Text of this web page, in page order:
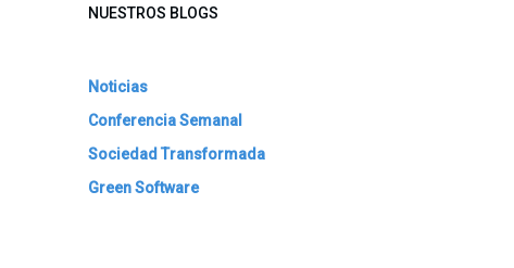
NUESTROS BLOGS
Noticias
Conferencia Semanal
Sociedad Transformada
Green Software